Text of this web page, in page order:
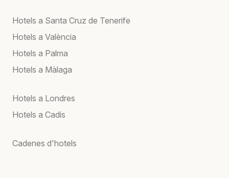
Hotels a Santa Cruz de Tenerife
Hotels a València
Hotels a Palma
Hotels a Màlaga
Hotels a Londres
Hotels a Cadis
Cadenes d'hotels